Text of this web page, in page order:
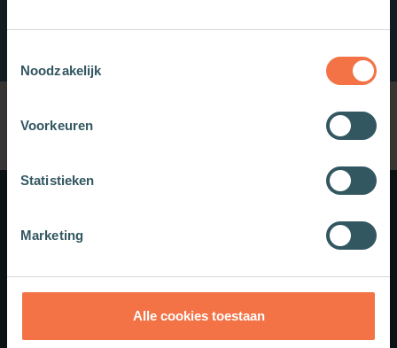
Noodzakelijk
Voorkeuren
Statistieken
Marketing
Alle cookies toestaan